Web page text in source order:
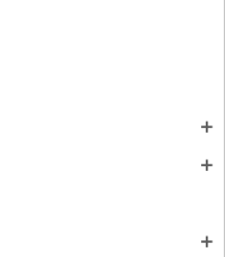
add
add
add